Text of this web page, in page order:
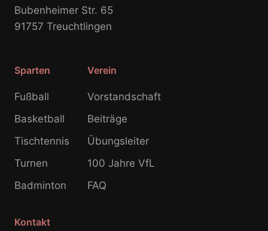
Bubenheimer Str. 65
91757 Treuchtlingen
Sparten
Fußball
Basketball
Tischtennis
Turnen
Badminton
Verein
Vorstandschaft
Beiträge
Übungsleiter
100 Jahre VfL
FAQ
Kontakt